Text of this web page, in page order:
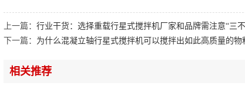
上一篇： 行业干货：选择重载行星式搅拌机厂家和品牌需注意“三
下一篇： 为什么混凝立轴行星式搅拌机可以搅拌出如此高质量的物
相关推荐